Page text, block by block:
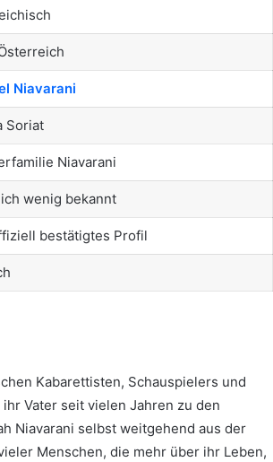
Niavarani
Soriat
Niavarani
wenig bekannt
bestätigtes Profil
Kabarettisten, Schauspielers und
ihr Vater seit vielen Jahren zu den
Niavarani selbst weitgehend aus der
Menschen, die mehr über ihr Leben,